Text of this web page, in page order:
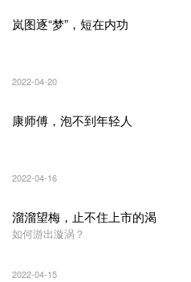
岚图逐“梦”，短在内功
2022-04-20
康师傅，泡不到年轻人
2022-04-16
溜溜望梅，止不住上市的渴
如何游出漩涡？
2022-04-15